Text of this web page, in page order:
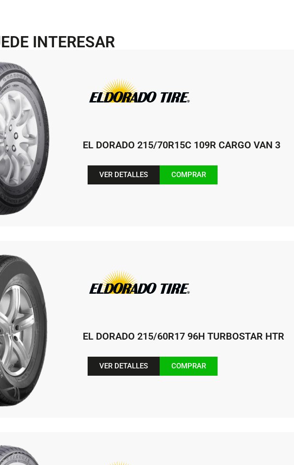
INTERESAR
EL DORADO 215/70R15C 109R CARGO VAN 3
VER DETALLES COMPRAR
EL DORADO 215/60R17 96H TURBOSTAR HTR
VER DETALLES COMPRAR